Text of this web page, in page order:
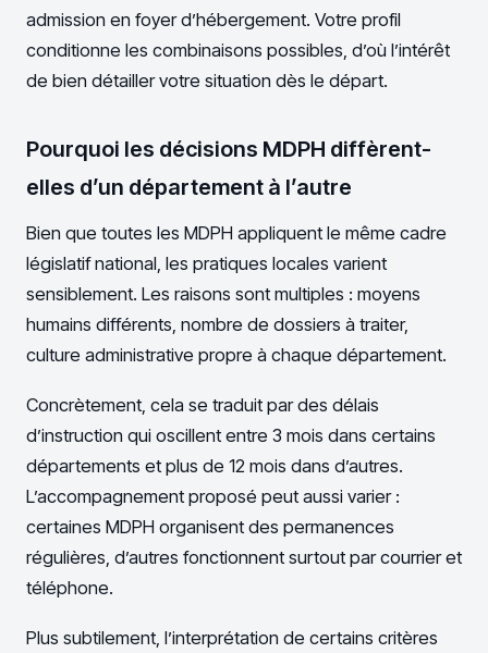
admission en foyer d’hébergement. Votre profil
conditionne les combinaisons possibles, d’où l’intérêt
de bien détailler votre situation dès le départ.
Pourquoi les décisions MDPH diffèrent-
elles d’un département à l’autre
Bien que toutes les MDPH appliquent le même cadre
législatif national, les pratiques locales varient
sensiblement. Les raisons sont multiples : moyens
humains différents, nombre de dossiers à traiter,
culture administrative propre à chaque département.
Concrètement, cela se traduit par des délais
d’instruction qui oscillent entre 3 mois dans certains
départements et plus de 12 mois dans d’autres.
L’accompagnement proposé peut aussi varier :
certaines MDPH organisent des permanences
régulières, d’autres fonctionnent surtout par courrier et
téléphone.
Plus subtilement, l’interprétation de certains critères